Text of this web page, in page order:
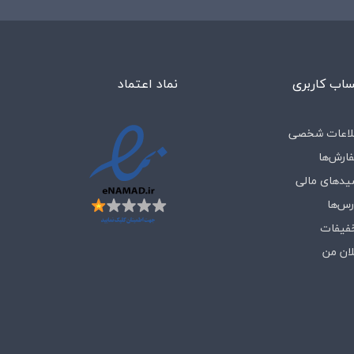
کاربری
شخصی
مالی
من
نماد اعتماد